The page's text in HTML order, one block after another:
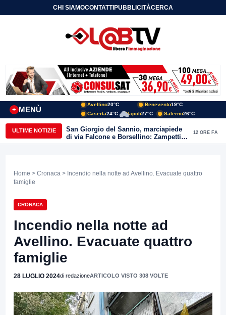
CHI SIAMOCONTATTIPUBBLICITÀCERCA
MENÙ
+
Avellino20°C Benevento19°C
Caserta24°C Napoli27°C Salerno26°C
ULTIME NOTIZIE
San Giorgio del Sannio, marciapiede
di via Falcone e Borsellino: Zampetti e
Lombardi replicano alle polemiche
12 ORE FA
Home > Cronaca > Incendio nella notte ad Avellino. Evacuate quattro
famiglie
CRONACA
Incendio nella notte ad
Avellino. Evacuate quattro
famiglie
28 LUGLIO 2024di redazioneARTICOLO VISTO 308 VOLTE